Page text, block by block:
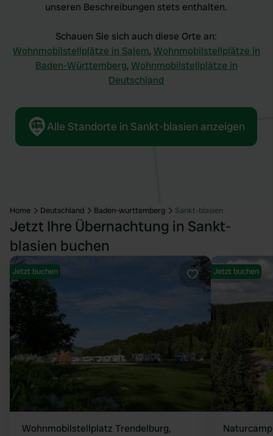
unseren Beschreibungen stets enthalten.
Schauen Sie sich auch diese Orte an:
Wohnmobilstellplätze in Salem, Wohnmobilstellplätze in
Baden-Württemberg, Wohnmobilstellplätze in
Deutschland
Alle Standorte in Sankt-blasien anzeigen
Home Deutschland Baden-wurttemberg Sankt-blasien
Jetzt Ihre Übernachtung in Sankt-
blasien buchen
Favorit
Jetzt buchen
Wohnmobilstellplatz Trendelburg,
Jetzt buchen